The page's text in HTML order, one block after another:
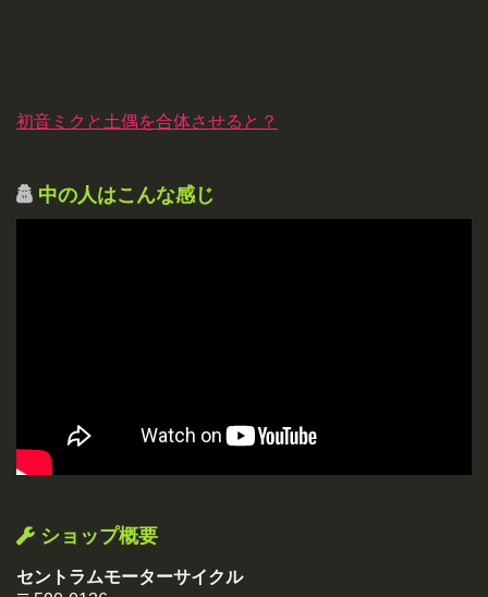
初音ミクと土偶を合体させると？
中の人はこんな感じ
ショップ概要
セントラムモーターサイクル